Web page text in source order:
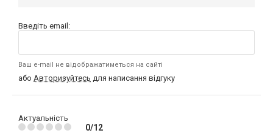
Введіть email:
Ваш e-mail не відображатиметься на сайті
або Авторизуйтесь для написання відгуку
Актуальність
0/12